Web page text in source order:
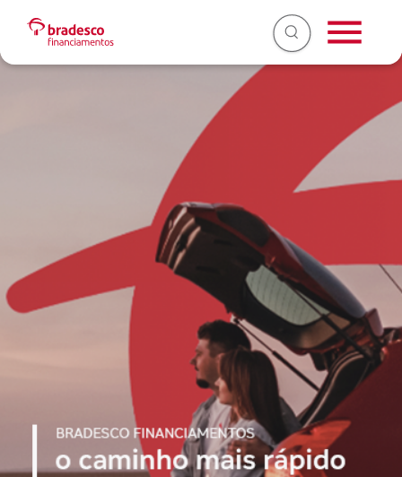
Liquidação antecipada
2ª via de boleto
SEPARAMOS PARA VOCÊ
Débito automático